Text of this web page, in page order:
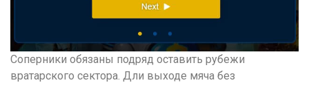
Соперники обязаны подряд оставить рубежи
вратарского сектора. Дли выходе мяча без